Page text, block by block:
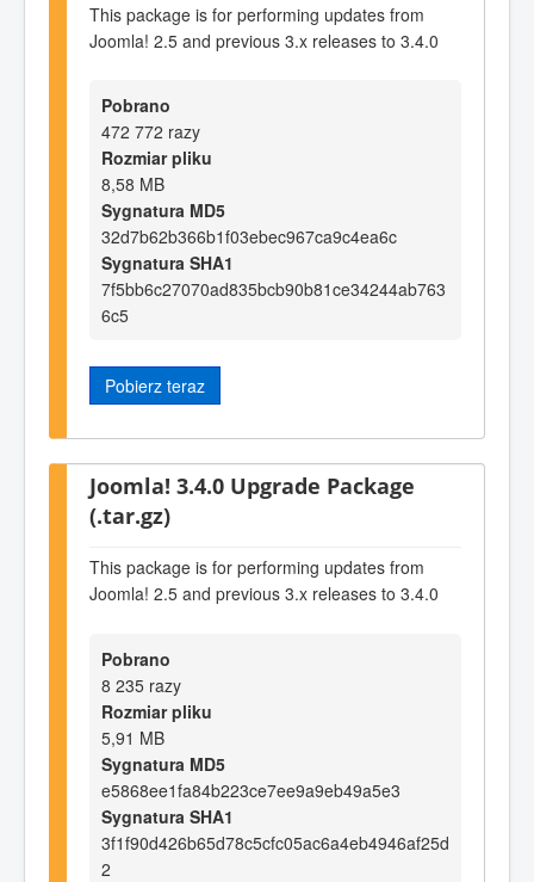
This package is for performing updates from
Joomla! 2.5 and previous 3.x releases to 3.4.0
Pobrano
472 772 razy
Rozmiar pliku
8,58 MB
Sygnatura MD5
32d7b62b366b1f03ebec967ca9c4ea6c
Sygnatura SHA1
7f5bb6c27070ad835bcb90b81ce34244ab763
6c5
Pobierz teraz
Joomla! 3.4.0 Upgrade Package
(.tar.gz)
This package is for performing updates from
Joomla! 2.5 and previous 3.x releases to 3.4.0
Pobrano
8 235 razy
Rozmiar pliku
5,91 MB
Sygnatura MD5
e5868ee1fa84b223ce7ee9a9eb49a5e3
Sygnatura SHA1
3f1f90d426b65d78c5cfc05ac6a4eb4946af25d
2